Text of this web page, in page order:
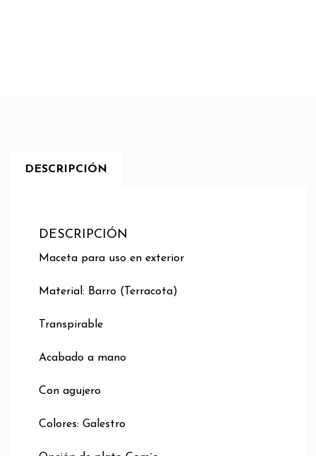
DESCRIPCIÓN
DESCRIPCIÓN
Maceta para uso en exterior
Material: Barro (Terracota)
Transpirable
Acabado a mano
Con agujero
Colores: Galestro